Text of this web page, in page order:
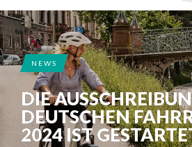
NEWS
DIE
DEUTSCHEN
2024 IST